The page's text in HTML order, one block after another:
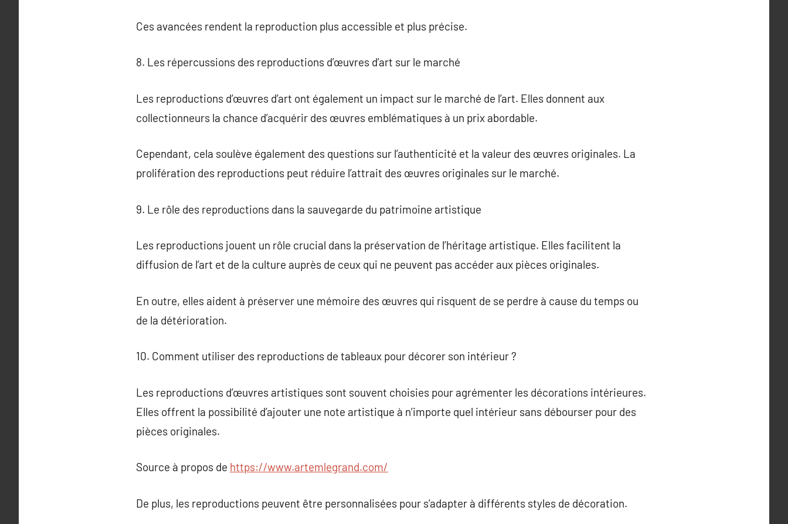
Ces avancées rendent la reproduction plus accessible et plus précise.
8. Les répercussions des reproductions d’œuvres d’art sur le marché
Les reproductions d’œuvres d’art ont également un impact sur le marché de l’art. Elles donnent aux
collectionneurs la chance d’acquérir des œuvres emblématiques à un prix abordable.
Cependant, cela soulève également des questions sur l’authenticité et la valeur des œuvres originales. La
prolifération des reproductions peut réduire l’attrait des œuvres originales sur le marché.
9. Le rôle des reproductions dans la sauvegarde du patrimoine artistique
Les reproductions jouent un rôle crucial dans la préservation de l’héritage artistique. Elles facilitent la
diffusion de l’art et de la culture auprès de ceux qui ne peuvent pas accéder aux pièces originales.
En outre, elles aident à préserver une mémoire des œuvres qui risquent de se perdre à cause du temps ou
de la détérioration.
10. Comment utiliser des reproductions de tableaux pour décorer son intérieur ?
Les reproductions d’œuvres artistiques sont souvent choisies pour agrémenter les décorations intérieures.
Elles offrent la possibilité d’ajouter une note artistique à n’importe quel intérieur sans débourser pour des
pièces originales.
Source à propos de https://www.artemlegrand.com/
De plus, les reproductions peuvent être personnalisées pour s’adapter à différents styles de décoration.